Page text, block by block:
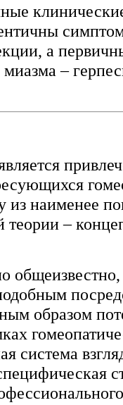
а
миазма –
из наименее
теории –
образом
система